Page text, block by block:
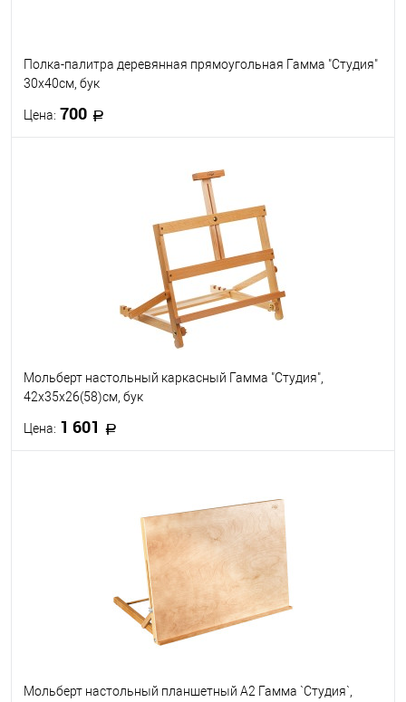
Полка-палитра деревянная прямоугольная Гамма "Студия"
30х40см, бук
Цена: 700
В корзину
В наличии
Мольберт настольный каркасный Гамма "Студия",
42х35х26(58)см, бук
Цена: 1 601
В наличии
Мольберт настольный планшетный А2 Гамма `Студия`,